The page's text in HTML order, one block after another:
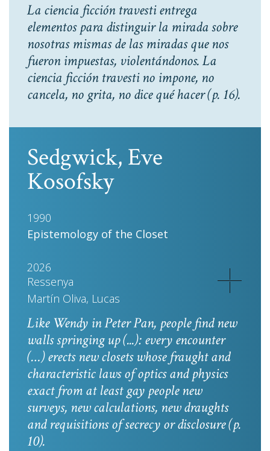
La ciencia ficción travesti entrega
elementos para distinguir la mirada sobre
nosotras mismas de las miradas que nos
fueron impuestas, violentándonos. La
ciencia ficción travesti no impone, no
cancela, no grita, no dice qué hacer(p. 16).
Sedgwick, Eve
Kosofsky
1990
Epistemology of the Closet
2026
Ressenya
Martín Oliva, Lucas
Like Wendy inPeter Pan, people find new
walls springing up (...): every encounter
(…) erects new closets whose fraught and
characteristic laws of optics and physics
exact from at least gay people new
surveys, new calculations, new draughts
and requisitions of secrecy or disclosure(p.
10).